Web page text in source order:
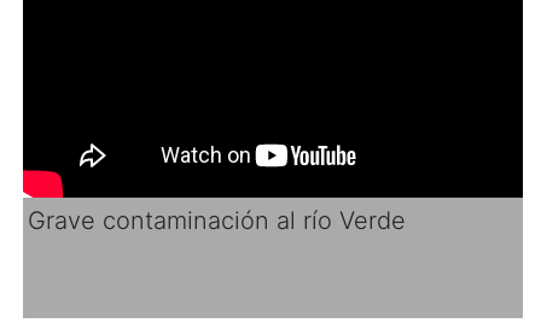
Grave contaminación al río Verde